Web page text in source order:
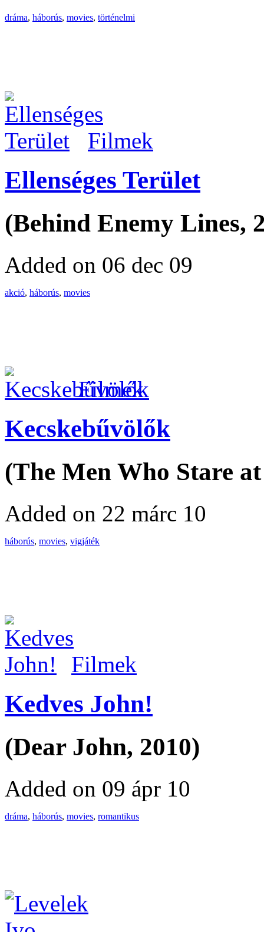
dráma, háborús, movies, történelmi
Filmek
Ellenséges Terület
(Behind Enemy Lines,
Added on 06 dec 09
akció, háborús, movies
Filmek
Kecskebűvölők
(The Men Who Stare
Added on 22 márc 10
háborús, movies, vigjáték
Filmek
Kedves John!
(Dear John, 2010)
Added on 09 ápr 10
dráma, háborús, movies, romantikus